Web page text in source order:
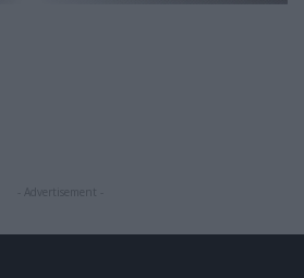
- Advertisement -